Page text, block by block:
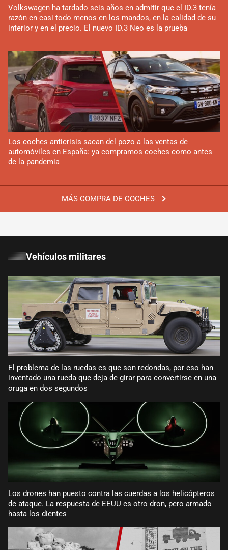
MÁS COMPRA DE COCHES
Volkswagen ha tardado seis años en admitir que el ID.3 tenía
razón en casi todo menos en los mandos, en la calidad de su
interior y en el precio. El nuevo ID.3 Neo es la prueba
Los coches anticrisis sacan del pozo a las ventas de
automóviles en España: ya compramos coches como antes
de la pandemia
Vehículos militares
El problema de las ruedas es que son redondas, por eso han
inventado una rueda que deja de girar para convertirse en una
oruga en dos segundos
Los drones han puesto contra las cuerdas a los helicópteros
de ataque. La respuesta de EEUU es otro dron, pero armado
hasta los dientes